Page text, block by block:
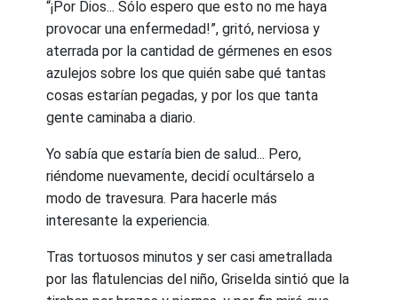
“¡Por Dios... Sólo espero que esto no me haya
provocar una enfermedad!”, gritó, nerviosa y
aterrada por la cantidad de gérmenes en esos
azulejos sobre los que quién sabe qué tantas
cosas estarían pegadas, y por los que tanta
gente caminaba a diario.
Yo sabía que estaría bien de salud... Pero,
riéndome nuevamente, decidí ocultárselo a
modo de travesura. Para hacerle más
interesante la experiencia.
Tras tortuosos minutos y ser casi ametrallada
por las flatulencias del niño, Griselda sintió que la